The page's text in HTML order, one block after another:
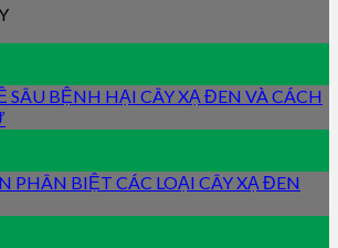
SÂU BỆNH HẠI CÂY XẠ ĐEN VÀ CÁCH
PHÂN BIỆT CÁC LOẠI CÂY XẠ ĐEN